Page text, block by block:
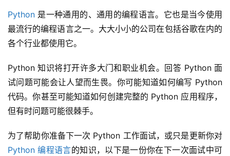
Python 是一种通用的、通用的编程语言。它也是当今使用
最流行的编程语言之一。大大小小的公司在包括谷歌在内的
各个行业都使用它。
Python 知识将打开许多大门和职业机会。回答 Python 面
试问题可能会让人望而生畏。你可能知道如何编写 Python
代码。你甚至可能知道如何创建完整的 Python 应用程序，
但有时问题可能很棘手。
为了帮助你准备下一次 Python 工作面试，或只是更新你对
Python 编程语言的知识，以下是一份你在下一次面试中可